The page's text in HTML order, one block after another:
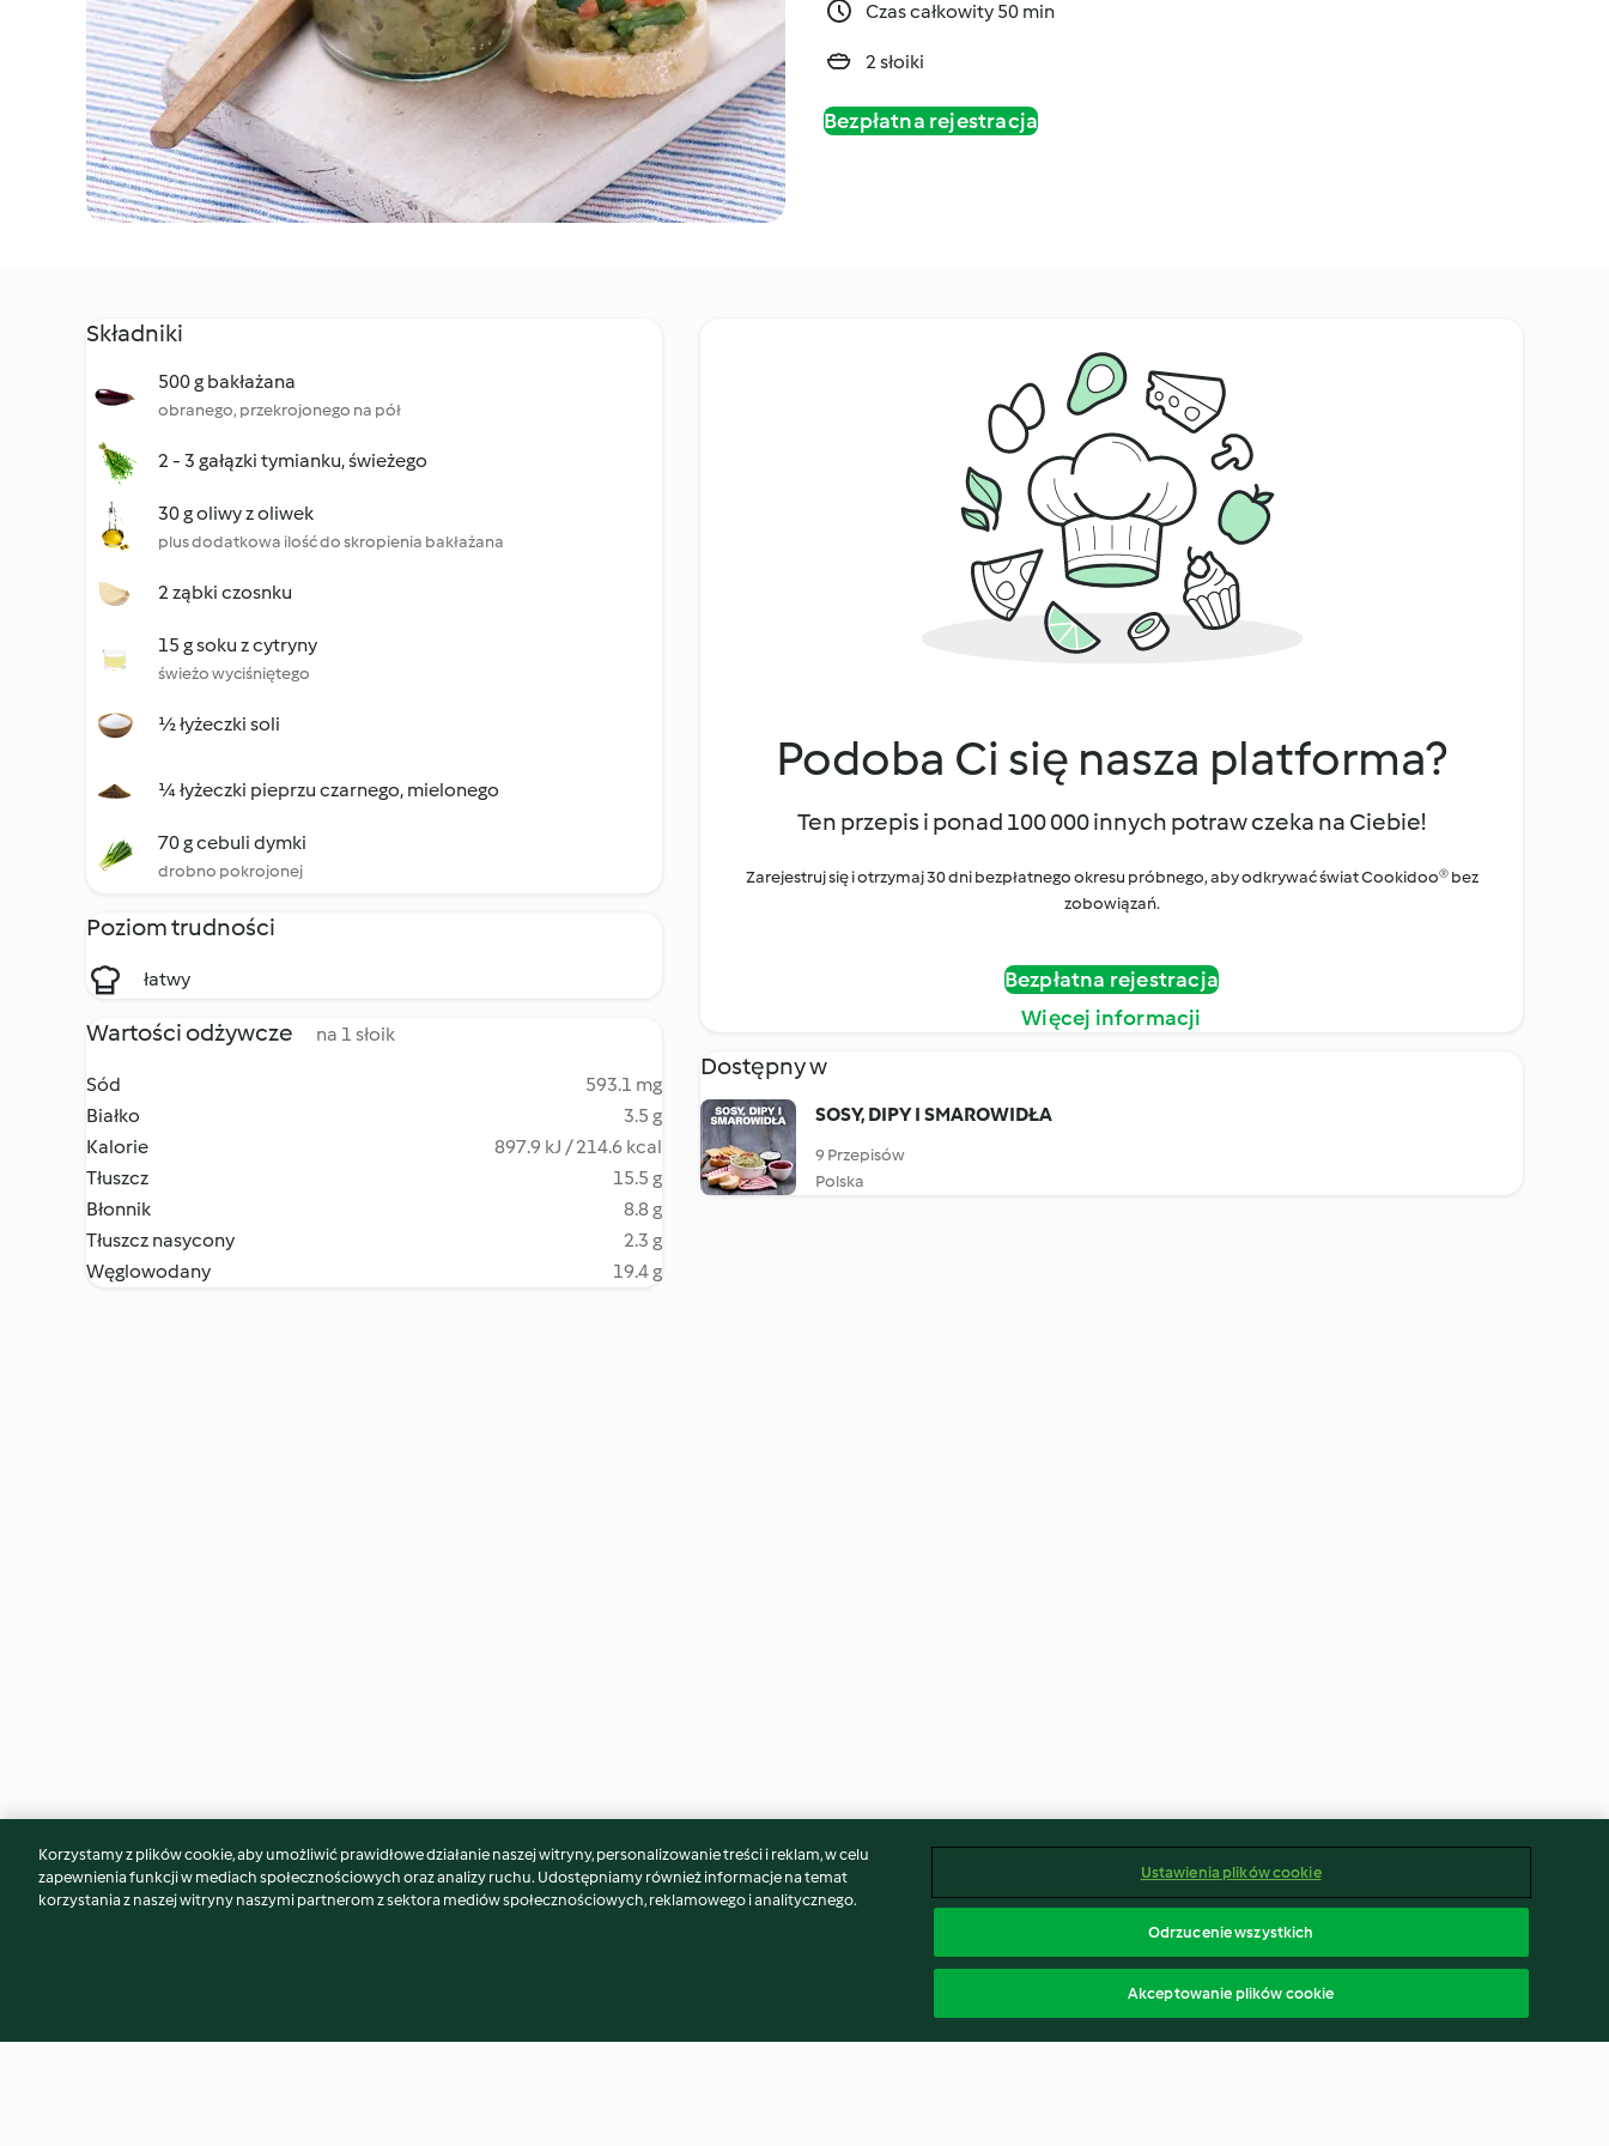
Czas całkowity 50 min
2 słoiki
Bezpłatna rejestracja
Składniki
500 g bakłażana
obranego, przekrojonego na pół
2 - 3 gałązki tymianku, świeżego
30 g oliwy z oliwek
plus dodatkowa ilość do skropienia bakłażana
2 ząbki czosnku
15 g soku z cytryny
świeżo wyciśniętego
½ łyżeczki soli
¼ łyżeczki pieprzu czarnego, mielonego
70 g cebuli dymki
drobno pokrojonej
Poziom trudności
łatwy
Wartości odżywcze na 1 słoik
Sód
593.1 mg
Białko
3.5 g
Kalorie
897.9 kJ / 214.6 kcal
Tłuszcz
15.5 g
Błonnik
8.8 g
Tłuszcz nasycony
2.3 g
Węglowodany
19.4 g
Podoba Ci się nasza platforma?
Ten przepis i ponad 100 000 innych potraw czeka na Ciebie!
Zarejestruj się i otrzymaj 30 dni bezpłatnego okresu próbnego, aby odkrywać świat Cookidoo® bez
zobowiązań.
Bezpłatna rejestracja
Więcej informacji
Dostępny w
SOSY, DIPY I SMAROWIDŁA
9 Przepisów
Polska
Może spodoba Ci się również...
Korzystamy z plików cookie, aby umożliwić prawidłowe działanie naszej witryny, personalizowanie treści i reklam, w celu
zapewnienia funkcji w mediach społecznościowych oraz analizy ruchu. Udostępniamy również informacje na temat
korzystania z naszej witryny naszymi partnerom z sektora mediów społecznościowych, reklamowego i analitycznego.
Ustawienia plików cookie
Odrzucenie wszystkich
Akceptowanie plików cookie